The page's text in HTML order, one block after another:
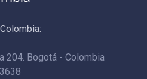
204. Bogotá - Colombia